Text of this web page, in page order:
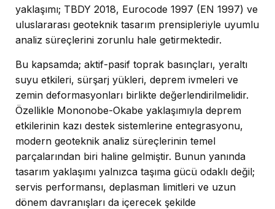
yaklaşımı; TBDY 2018, Eurocode 1997 (EN 1997) ve
uluslararası geoteknik tasarım prensipleriyle uyumlu
analiz süreçlerini zorunlu hale getirmektedir.
Bu kapsamda; aktif-pasif toprak basınçları, yeraltı
suyu etkileri, sürşarj yükleri, deprem ivmeleri ve
zemin deformasyonları birlikte değerlendirilmelidir.
Özellikle Mononobe-Okabe yaklaşımıyla deprem
etkilerinin kazı destek sistemlerine entegrasyonu,
modern geoteknik analiz süreçlerinin temel
parçalarından biri haline gelmiştir. Bunun yanında
tasarım yaklaşımı yalnızca taşıma gücü odaklı değil;
servis performansı, deplasman limitleri ve uzun
dönem davranışları da içerecek şekilde